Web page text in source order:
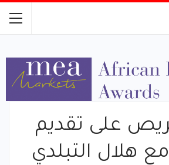
على تقديم
هلال التبلدي